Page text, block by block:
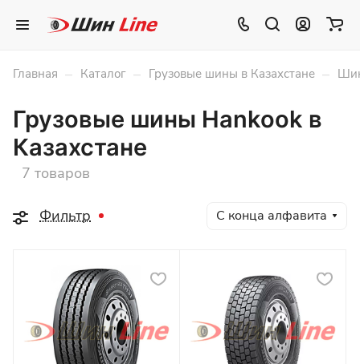
Главная – Каталог – Грузовые шины в Казахстане –
Грузовые шины Hankook в
Казахстане
7 товаров
Фильтр С конца алфавита